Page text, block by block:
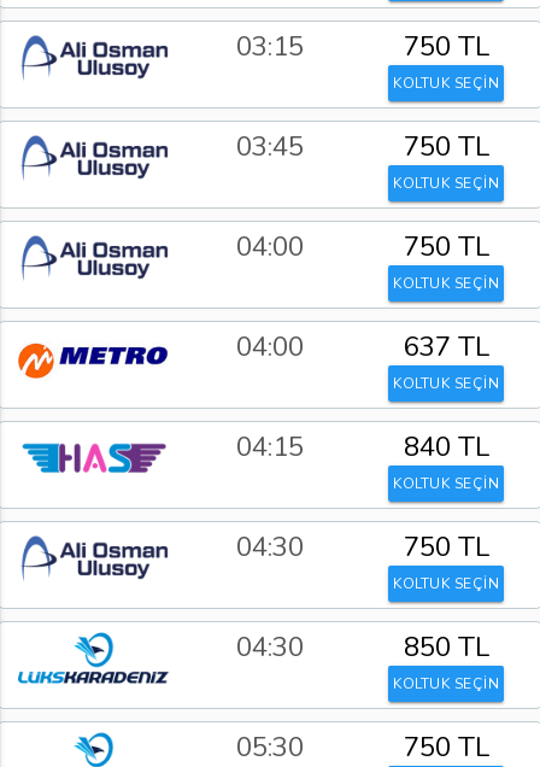
03:15 750 TL
KOLTUK SEÇİN
03:45 750 TL
KOLTUK SEÇİN
04:00 750 TL
KOLTUK SEÇİN
04:00 637 TL
KOLTUK SEÇİN
04:15 840 TL
KOLTUK SEÇİN
04:30 750 TL
KOLTUK SEÇİN
04:30 850 TL
KOLTUK SEÇİN
05:30 750 TL